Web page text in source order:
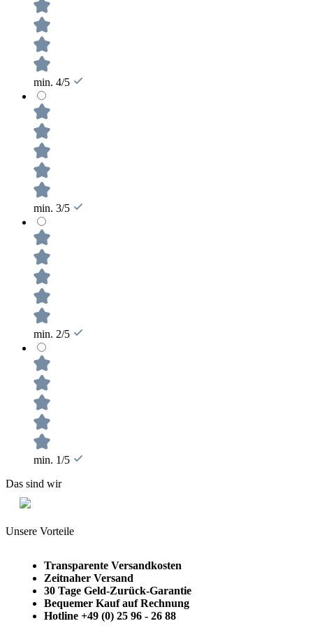
min. 4/5
min. 3/5
min. 2/5
min. 1/5
Das sind wir
Unsere Vorteile
Transparente Versandkosten
Zeitnaher Versand
30 Tage Geld-Zurück-Garantie
Bequemer Kauf auf Rechnung
Hotline +49 (0) 25 96 - 26 88